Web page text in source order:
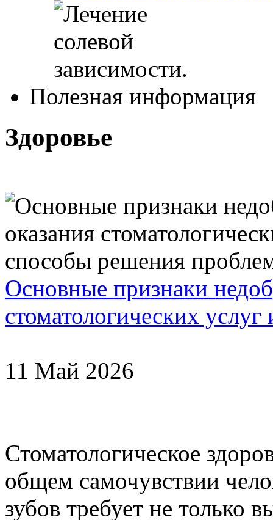
Полезная информация
Здоровье
Основные признаки
стоматологических
11 Май 2026
Стоматологическое
общем самочувствии
зубов требует не только